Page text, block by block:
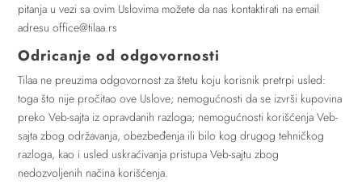
pitanja u vezi sa ovim Uslovima možete da nas kontaktirati na email
adresu office@tilaa.rs
Odricanje od odgovornosti
Tilaa ne preuzima odgovornost za štetu koju korisnik pretrpi usled:
toga što nije pročitao ove Uslove; nemogućnosti da se izvrši kupovina
preko Veb-sajta iz opravdanih razloga; nemogućnosti korišćenja Veb-
sajta zbog održavanja, obezbeđenja ili bilo kog drugog tehničkog
razloga, kao i usled uskraćivanja pristupa Veb-sajtu zbog
nedozvoljenih načina korišćenja.